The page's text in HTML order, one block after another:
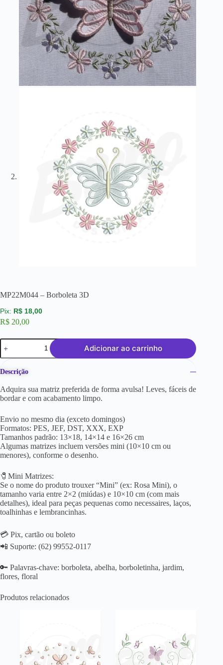
MP22M044 – Borboleta 3D
R$ 18,00
R$ 20,00
Adicionar ao carrinho
Descrição
Adquira sua matriz preferida de forma avulsa! Leves, fáceis de
bordar e com acabamento limpo.
Envio no mesmo dia (exceto domingos)
Formatos: PES, JEF, DST, XXX, EXP
Tamanhos padrão: 13×18, 14×14 e 16×26 cm
Algumas matrizes incluem versões mini (10×10 cm ou
menores), conforme o desenho.
🧷Mini Matrizes:
Se o nome do produto trouxer “Mini” (ex: Rosa Mini), o
tamanho varia entre 2×2 (miúdas) e 10×10 cm (com mais
detalhes), ideal para peças pequenas como necessaires, laços,
toalhinhas e lembrancinhas.
💳 Pix, cartão ou boleto
📲 Suporte: (62) 99552-0117
🔑 Palavras-chave: borboleta, abelha, borboletinha, jardim,
flores, floral
Produtos relacionados